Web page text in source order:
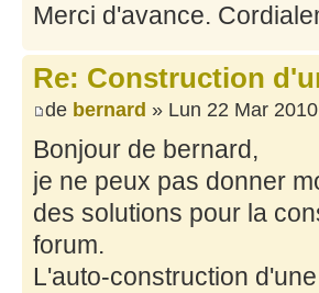
Merci d'avance.
Re: Construction
de bernard » Lun 22 Mar
Bonjour de bernard,
je ne peux pas donner
des solutions pour la
forum.
L'auto-construction